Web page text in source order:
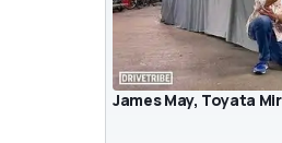
James May, Toyata